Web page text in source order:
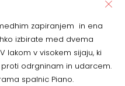
zapiranjem in ena
izbirate med dvema
lakom v visokem sijaju, ki
odrgninam in udarcem.
spalnic Piano.